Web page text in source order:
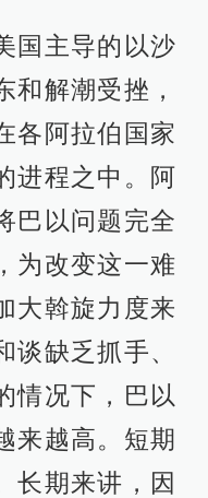
国主导的以沙
和解潮受挫，
各阿拉伯国家
进程之中。阿
巴以问题完全
为改变这一难
大斡旋力度来
谈缺乏抓手、
情况下，巴以
来越高。短期
长期来讲，因